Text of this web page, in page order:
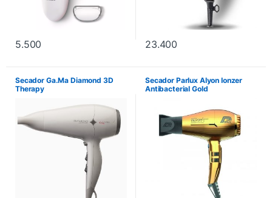
5.500 23.400
Secador Ga.Ma Diamond 3D
Therapy
Secador Parlux Alyon Ionzer
Antibacterial Gold